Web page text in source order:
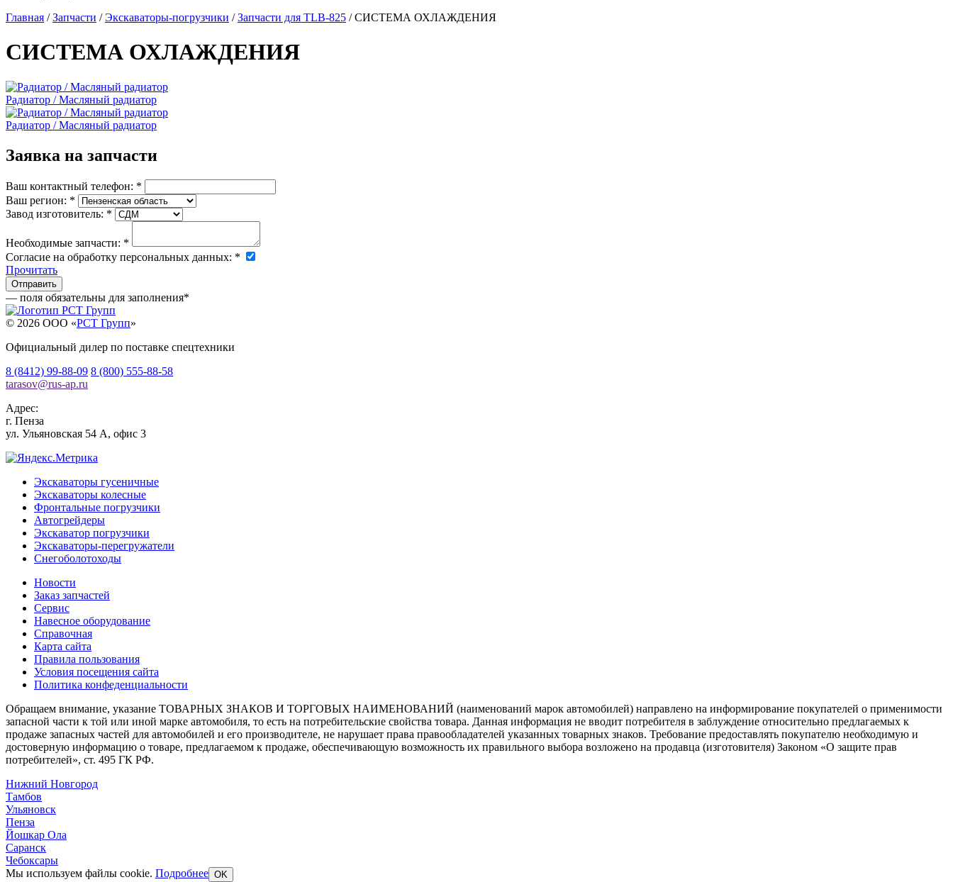
Главная /Запчасти /Экскаваторы-погрузчики /Запчасти для TLB-825 /СИСТЕМА ОХЛАЖДЕНИЯ
СИСТЕМА ОХЛАЖДЕНИЯ
Радиатор / Масляный радиатор
Радиатор / Масляный радиатор
Заявка на запчасти
Ваш контактный телефон: *
Ваш регион: *
Завод изготовитель: *
Необходимые запчасти: *
Согласие на обработку персональных данных: *
Прочитать
— поля обязательны для заполнения*
© 2026 OOO «РСТ Групп»
Официальный дилер по поставке спецтехники
8 (8412) 99-88-09 8 (800) 555-88-58
tarasov@rus-ap.ru
Адрес:
г. Пенза
ул. Ульяновская 54 А, офис 3
Экскаваторы гусеничные
Экскаваторы колесные
Фронтальные погрузчики
Автогрейдеры
Экскаватор погрузчики
Экскаваторы-перегружатели
Снегоболотоходы
Новости
Заказ запчастей
Сервис
Навесное оборудование
Справочная
Карта сайта
Правила пользования
Условия посещения сайта
Политика конфеденциальности
Обращаем внимание, указание ТОВАРНЫХ ЗНАКОВ И ТОРГОВЫХ НАИМЕНОВАНИЙ (наименований марок автомобилей) направлено на информирование покупателей о применимости
запасной части к той или иной марке автомобиля, то есть на потребительские свойства товара. Данная информация не вводит потребителя в заблуждение относительно предлагаемых к
продаже запасных частей для автомобилей и его производителе, не нарушает права правообладателей указанных товарных знаков. Требование предоставлять покупателю необходимую и
достоверную информацию о товаре, предлагаемом к продаже, обеспечивающую возможность их правильного выбора возложено на продавца (изготовителя) Законом «О защите прав
потребителей», ст. 495 ГК РФ.
Нижний Новгород
Тамбов
Ульяновск
Пенза
Йошкар Ола
Саранск
Чебоксары
Мы используем файлы cookie. Подробнее OK